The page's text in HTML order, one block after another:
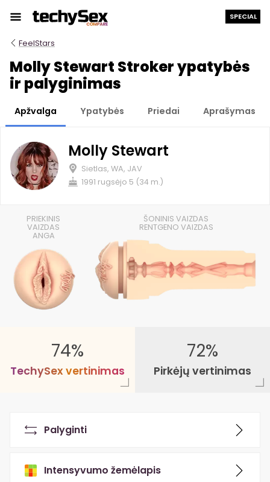
turinio
SPECIAL
FeelStars
Molly Stewart Stroker ypatybės
ir palyginimas
Apžvalga Ypatybės Priedai Aprašymas
PRIEKINIS
VAIZDAS
ANGA
ŠONINIS VAIZDAS
RENTGENO VAIZDAS
74%
TechySex vertinimas
72%
Pirkėjų vertinimas
Palyginti
Intensyvumo žemėlapis
Molly Stewart
Sietlas, WA, JAV
1991 rugsėjo 5 (34 m.)